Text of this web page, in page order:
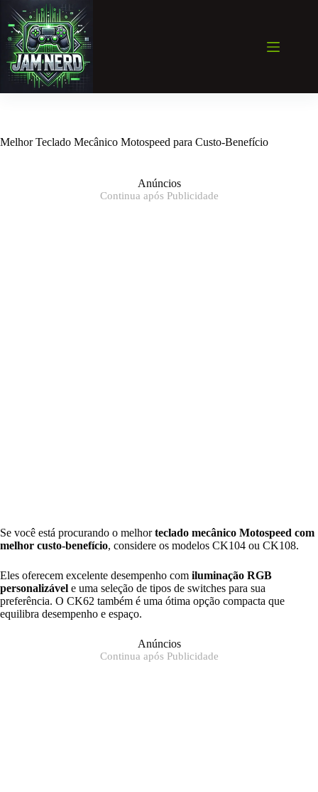
para
conteúdo
Melhor Teclado Mecânico Motospeed para Custo-Benefício
Anúncios
Continua após Publicidade
Se você está procurando o melhorteclado mecânico Motospeed com
melhor custo-benefício, considere os modelos CK104 ou CK108.
Eles oferecem excelente desempenho com iluminação RGB
personalizável e uma seleção de tipos de switches para sua
preferência. O CK62 também é uma ótima opção compacta que
equilibra desempenho e espaço.
Anúncios
Continua após Publicidade